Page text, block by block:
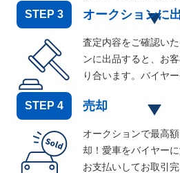
STEP 3 オークションに
査定内容をご確認い
ンに出品すると、お
り合います。バイヤ
STEP 4 売却
オークションで最高
却！愛車をバイヤー
お支払いしてお取引完